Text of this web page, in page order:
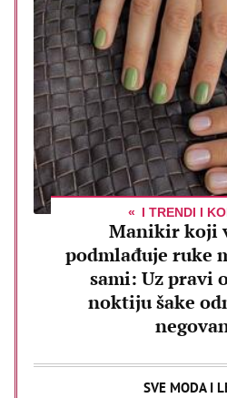
I TRENDI I
Manikir koji
podmlađuje ruke
sami: Uz pravi
noktiju šake
SVE MODA I